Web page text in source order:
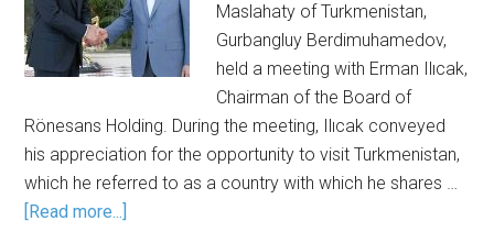
Maslahaty of Turkmenistan,
Gurbangluy Berdimuhamedov,
held a meeting with Erman Ilıcak,
Chairman of the Board of
Rönesans Holding. During the meeting, Ilıcak conveyed
his appreciation for the opportunity to visit Turkmenistan,
which he referred to as a country with which he shares …
[Read more...]